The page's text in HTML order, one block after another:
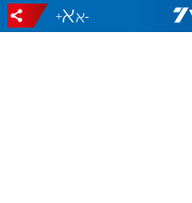
-
+